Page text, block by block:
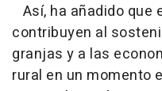
Así, ha añadido que
contribuyen al
granjas y a las
rural en un momento